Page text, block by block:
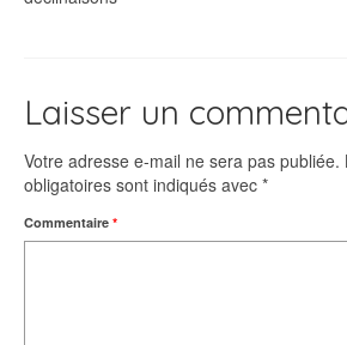
Laisser un
Votre adresse e-mail ne sera pas publiée.
obligatoires sont indiqués avec *
Commentaire *